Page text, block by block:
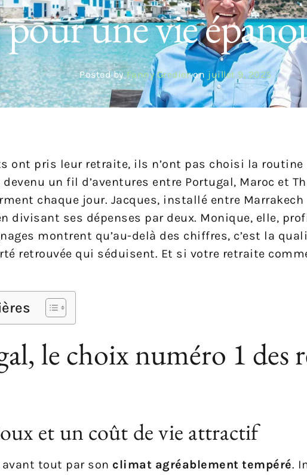
pour une vie
Posted by Fanny Gredier on juillet 9, 2025
ont pris leur retraite, ils n’ont pas choisi la
un fil d’aventures entre Portugal, Maroc et
chaque jour. Jacques, installé entre Marrakech
divisant ses dépenses par deux. Monique, elle,
montrent qu’au-delà des chiffres, c’est la
retrouvée qui séduisent. Et si votre retraite
le choix numéro 1 des
et un coût de vie attractif
tout par son climat agréablement tempéré.